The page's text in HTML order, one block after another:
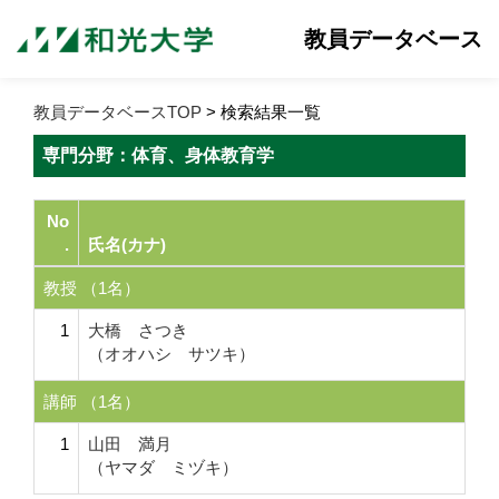
教員データベース
教員データベースTOP > 検索結果一覧
専門分野：体育、身体教育学
No
.
氏名(カナ)
教授 （1名）
1
大橋 さつき
（オオハシ サツキ）
講師 （1名）
1
山田 満月
（ヤマダ ミヅキ）